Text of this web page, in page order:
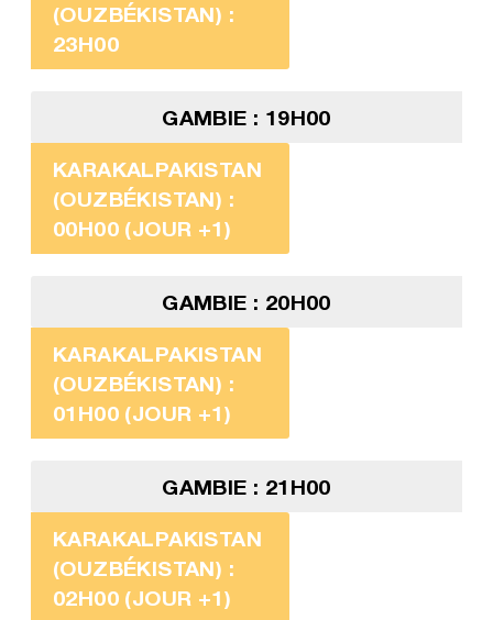
(OUZBÉKISTAN) :
23H00
GAMBIE : 19H00
KARAKALPAKISTAN
(OUZBÉKISTAN) :
00H00 (JOUR +1)
GAMBIE : 20H00
KARAKALPAKISTAN
(OUZBÉKISTAN) :
01H00 (JOUR +1)
GAMBIE : 21H00
KARAKALPAKISTAN
(OUZBÉKISTAN) :
02H00 (JOUR +1)